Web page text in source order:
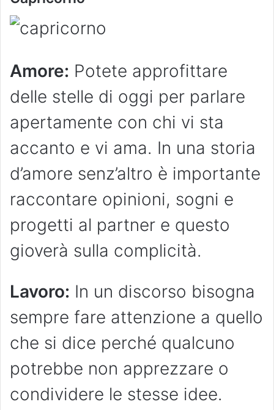
Amore: Potete approfittare
delle stelle di oggi per parlare
apertamente con chi vi sta
accanto e vi ama. In una storia
d’amore senz’altro è importante
raccontare opinioni, sogni e
progetti al partner e questo
gioverà sulla complicità.
Lavoro: In un discorso bisogna
sempre fare attenzione a quello
che si dice perché qualcuno
potrebbe non apprezzare o
condividere le stesse idee.